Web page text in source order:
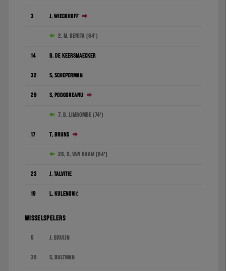
3 J. Wieckhoff
2. M. Benita (64')
14 B. De Keersmaecker
32 S. Scheperman
29 S. Podgoreanu
7. B. Limbombe (74')
17 T. Bruns
26. D. van Kaam (64')
23 J. Talvitie
19 L. Kulenović
WISSELSPELERS
5 J. Bruijn
35 S. Bultman